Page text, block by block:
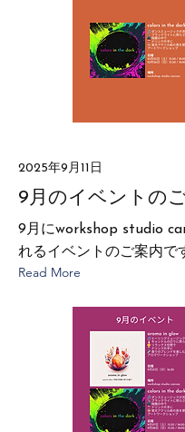
2025年9月11日
9月のイベントの
9月にworkshop studio
れるイベントのご案内で
Read More